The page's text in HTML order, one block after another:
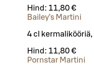
Hind: 11,80 €
Bailey’s Martini
4 cl kermalikööriä,
Hind: 11,80 €
Pornstar Martini